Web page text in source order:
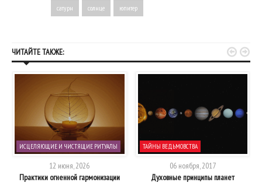
сатурн солнце юпитер
ЧИТАЙТЕ ТАКЖЕ:
ИСЦЕЛЯЮЩИЕ И ЧИСТЯЩИЕ РИТУАЛЫ
12 июня, 2026
Практики огненной гармонизации
ТАЙНЫ ВЕДЬМОВСТВА
06 ноября, 2017
Духовные принципы планет
 